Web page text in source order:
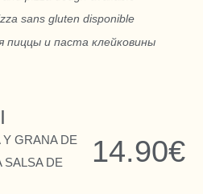
sans gluten disponible
и паста клейковины
GRANA DE
SALSA DE
14.90€